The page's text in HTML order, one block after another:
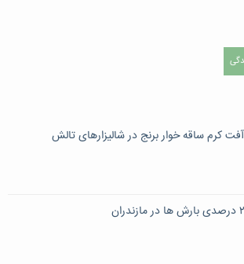
آفت کرم ساقه خوار برنج در شالیزارهای تالش